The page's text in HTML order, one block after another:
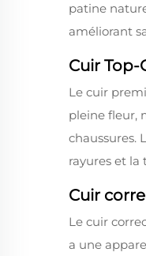
patine
améliorant
Cuir Top-
Le cuir
pleine fleur,
chaussures.
rayures et la
Cuir
Le cuir
a une